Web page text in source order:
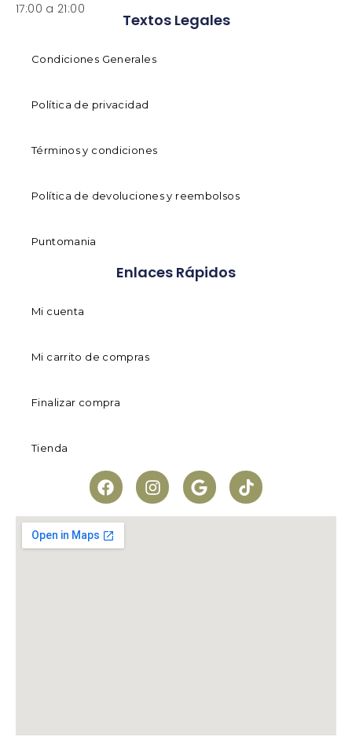
17:00 a 21:00
Textos Legales
Condiciones Generales
Política de privacidad
Términos y condiciones
Política de devoluciones y reembolsos
Puntomania
Enlaces Rápidos
Mi cuenta
Mi carrito de compras
Finalizar compra
Tienda